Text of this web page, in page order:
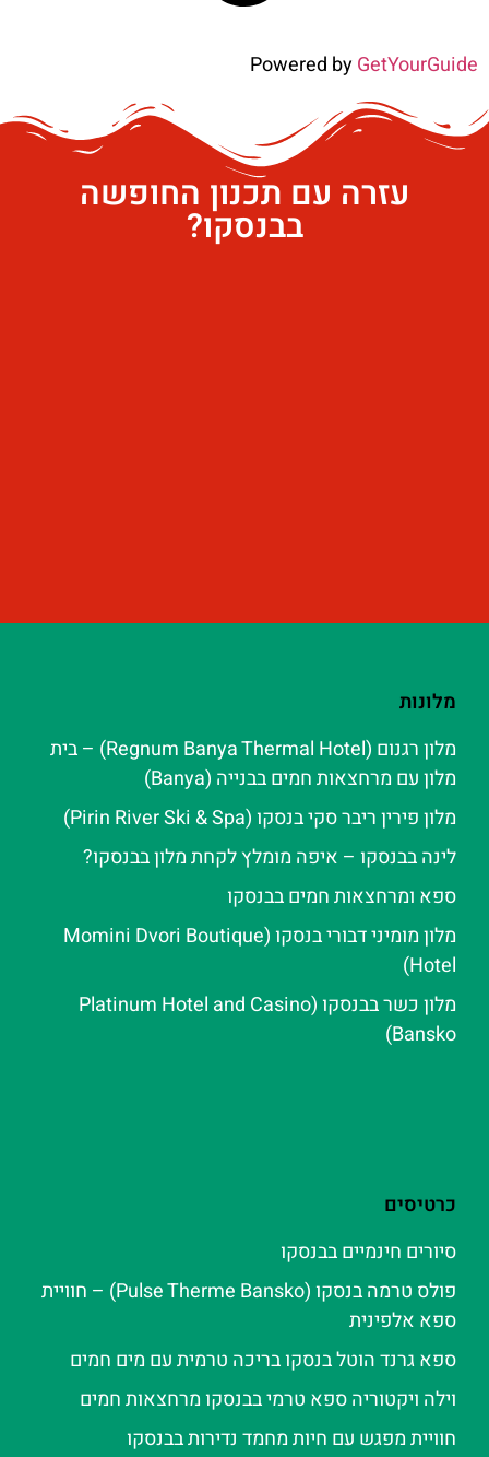
Powered byGetYourGuide
עזרה עם תכנון החופשה
בבנסקו?
מלונות
מלון רגנום (Regnum Banya Thermal Hotel) – בית
מלון עם מרחצאות חמים בבנייה (Banya)
מלון פירין ריבר סקי בנסקו (Pirin River Ski & Spa‬)
לינה בבנסקו – איפה מומלץ לקחת מלון בבנסקו?
ספא ומרחצאות חמים בבנסקו
מלון מומיני דבורי בנסקו (Momini Dvori Boutique
Hotel)
מלון כשר בבנסקו (Platinum Hotel and Casino
Bansko)
כרטיסים
סיורים חינמיים בבנסקו
פולס טרמה בנסקו (Pulse Therme Bansko) – חוויית
ספא אלפינית
ספא גרנד הוטל בנסקו בריכה טרמית עם מים חמים
וילה ויקטוריה ספא טרמי בבנסקו מרחצאות חמים
חוויית מפגש עם חיות מחמד נדירות בבנסקו